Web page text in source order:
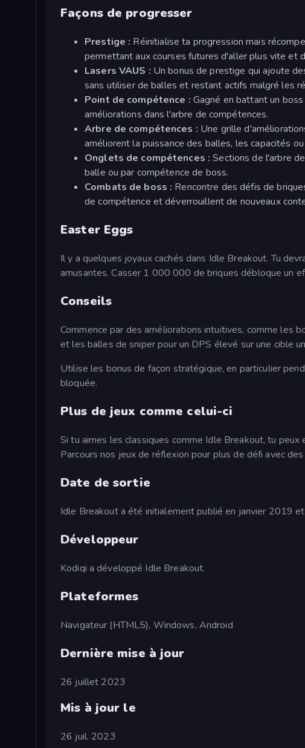
Façons de progresser
Prestige : Réinitialise ta progression mais
permettant aux courses futures d'aller plus vite et
Lasers VAUS : Un bonus de prestige qui ajoute
sans utiliser de balles et restant actifs malgré les
Point de compétence : Gagné en battant un
améliorations dans l'arbre de compétences.
Arbre de compétences : Une grille
améliorent la puissance des balles, les capacités
Onglets de compétences :Sections de l'arbre
balle ou par compétence de boss.
Combats de boss : Rencontre des défis de
de compétence et déverrouillent de nouveaux
Easter Eggs
Il y a quelques joyaux cachés dans Idle Breakout. Tu
amusantes. Casser 1 000 000 de briques débloque un
Conseils
Commence par des améliorations intuitives, comme les
et les balles de sniper pour un DPS élevé sur une cible
Utilise les bonus de façon stratégique, en particulier
bloquée.
Plus de jeux comme celui-ci
Si tu aimes les classiques comme Idle Breakout, tu peux
Parcours nos jeux de réflexion pour plus de défi avec
Date de sortie
Idle Breakout a été initialement publié en janvier 2019
Développeur
Kodiqi a développé Idle Breakout.
Plateformes
Navigateur (HTML5), Windows, Android
Dernière mise à jour
26 juillet 2023
Mis à jour le
26 juil. 2023